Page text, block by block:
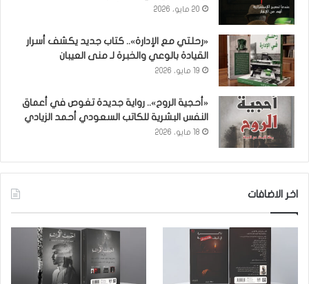
20 مايو، 2026
«رحلتي مع الإدارة».. كتاب جديد يكشف أسرار
القيادة بالوعي والخبرة لـ منى العيبان
19 مايو، 2026
«أحجية الروح».. رواية جديدة تغوص في أعماق
النفس البشرية للكاتب السعودي أحمد الزيادي
18 مايو، 2026
اخر الاضافات